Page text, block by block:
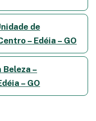
de
– Edéia – GO
–
– GO